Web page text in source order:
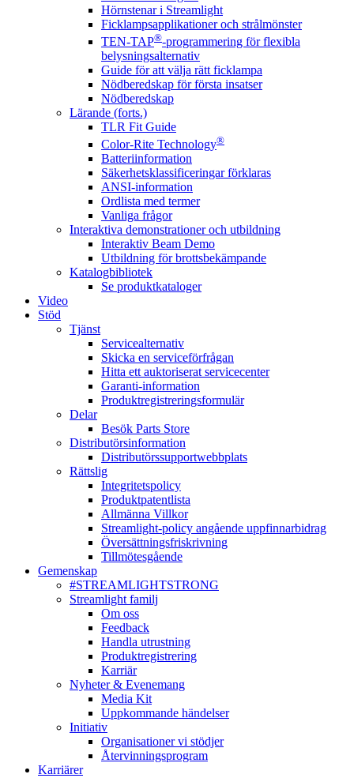
Hörnstenar i Streamlight
Ficklampsapplikationer och strålmönster
TEN-TAP®-programmering för flexibla
belysningsalternativ
Guide för att välja rätt ficklampa
Nödberedskap för första insatser
Nödberedskap
Lärande (forts.)
TLR Fit Guide
Color-Rite Technology®
Batteriinformation
Säkerhetsklassificeringar förklaras
ANSI-information
Ordlista med termer
Vanliga frågor
Interaktiva demonstrationer och utbildning
Interaktiv Beam Demo
Utbildning för brottsbekämpande
Katalogbibliotek
Se produktkataloger
Video
Stöd
Tjänst
Servicealternativ
Skicka en serviceförfrågan
Hitta ett auktoriserat servicecenter
Garanti-information
Produktregistreringsformulär
Delar
Besök Parts Store
Distributörsinformation
Distributörssupportwebbplats
Rättslig
Integritetspolicy
Produktpatentlista
Allmänna Villkor
Streamlight-policy angående uppfinnarbidrag
Översättningsfriskrivning
Tillmötesgående
Gemenskap
#STREAMLIGHTSTRONG
Streamlight familj
Om oss
Feedback
Handla utrustning
Produktregistrering
Karriär
Nyheter & Evenemang
Media Kit
Uppkommande händelser
Initiativ
Organisationer vi stödjer
Återvinningsprogram
Karriärer